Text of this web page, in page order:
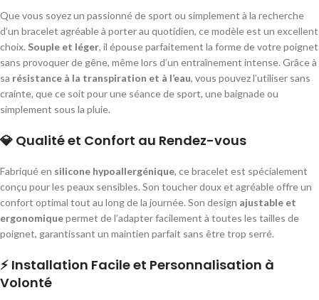
Que vous soyez un passionné de sport ou simplement à la recherche
d’un bracelet agréable à porter au quotidien, ce modèle est un excellent
choix. Souple et léger, il épouse parfaitement la forme de votre poignet
sans provoquer de gêne, même lors d’un entraînement intense. Grâce à
sa résistance à la transpiration et à l’eau, vous pouvez l’utiliser sans
crainte, que ce soit pour une séance de sport, une baignade ou
simplement sous la pluie.
💎 Qualité et Confort au Rendez-vous
Fabriqué en silicone hypoallergénique, ce bracelet est spécialement
conçu pour les peaux sensibles. Son toucher doux et agréable offre un
confort optimal tout au long de la journée. Son design ajustable et
ergonomiquepermet de l’adapter facilement à toutes les tailles de
poignet, garantissant un maintien parfait sans être trop serré.
⚡ Installation Facile et Personnalisation à
Volonté